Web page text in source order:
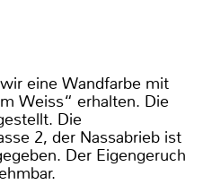
eine Wandfarbe mit
Weiss“ erhalten. Die
Die
2, der Nassabrieb ist
Der Eigengeruch